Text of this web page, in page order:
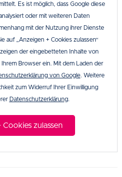
Es ist möglich, dass Google diese
oder mit weiteren Daten
mit der Nutzung ihrer Dienste
auf „Anzeigen + Cookies zulassen“
der eingebetteten Inhalte von
Browser ein. Mit dem Laden der
von Google. Weitere
zum Widerruf Ihrer Einwilligung
Datenschutzerklärung.
zulassen